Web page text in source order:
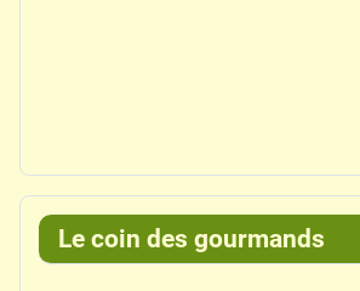
Le coin des gourmands